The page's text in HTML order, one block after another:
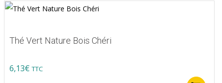
Thé Vert Nature Bois Chéri
6,13€ TTC